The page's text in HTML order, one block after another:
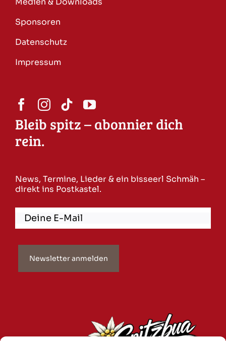
Sponsoren
Datenschutz
Impressum
Bleib spitz – abonnier dich
rein.
News, Termine, Lieder & ein bisseerl Schmäh –
direkt ins Postkastel.
Newsletter anmelden